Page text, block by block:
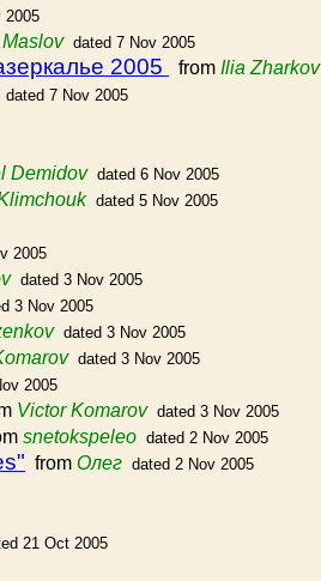
2005
dated 7 Nov 2005
2005 from Ilia Zharkov
dated 7 Nov 2005
Demidov dated 6 Nov 2005
dated 5 Nov 2005
2005
dated 3 Nov 2005
3 Nov 2005
dated 3 Nov 2005
dated 3 Nov 2005
2005
Victor Komarov dated 3 Nov 2005
snetokspeleo dated 2 Nov 2005
from Олег dated 2 Nov 2005
21 Oct 2005